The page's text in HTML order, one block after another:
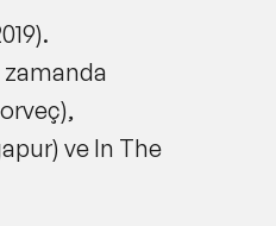
zamanda
ve In The